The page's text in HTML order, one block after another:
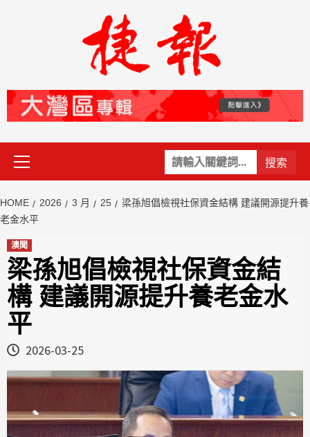
關
鍵
Primary
Menu
HOME 2026 3 月 25
梁孫旭倡檢視社保資金結構 建議開源提升養
老金水平
澳聞
梁孫旭倡檢視社保資金結
構 建議開源提升養老金水
平
2026-03-25